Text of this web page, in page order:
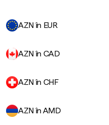
AZN în EUR
AZN în CAD
AZN în CHF
AZN în AMD